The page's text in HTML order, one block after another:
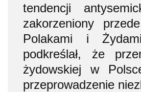
tendencji
zakorzeniony
Polakami i
podkreślał, że
żydowskiej w
przeprowadzenie